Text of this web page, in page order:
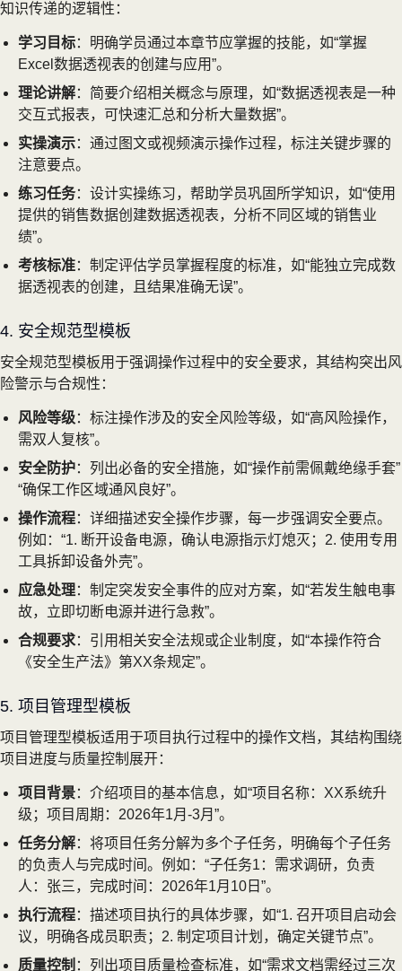
知识传递的逻辑性：
学习目标：明确学员通过本章节应掌握的技能，如“掌握
Excel数据透视表的创建与应用”。
理论讲解：简要介绍相关概念与原理，如“数据透视表是一种
交互式报表，可快速汇总和分析大量数据”。
实操演示：通过图文或视频演示操作过程，标注关键步骤的
注意要点。
练习任务：设计实操练习，帮助学员巩固所学知识，如“使用
提供的销售数据创建数据透视表，分析不同区域的销售业
绩”。
考核标准：制定评估学员掌握程度的标准，如“能独立完成数
据透视表的创建，且结果准确无误”。
4. 安全规范型模板
安全规范型模板用于强调操作过程中的安全要求，其结构突出风
险警示与合规性：
风险等级：标注操作涉及的安全风险等级，如“高风险操作，
需双人复核”。
安全防护：列出必备的安全措施，如“操作前需佩戴绝缘手套”
“确保工作区域通风良好”。
操作流程：详细描述安全操作步骤，每一步强调安全要点。
例如：“1. 断开设备电源，确认电源指示灯熄灭；2. 使用专用
工具拆卸设备外壳”。
应急处理：制定突发安全事件的应对方案，如“若发生触电事
故，立即切断电源并进行急救”。
合规要求：引用相关安全法规或企业制度，如“本操作符合
《安全生产法》第XX条规定”。
5. 项目管理型模板
项目管理型模板适用于项目执行过程中的操作文档，其结构围绕
项目进度与质量控制展开：
项目背景：介绍项目的基本信息，如“项目名称：XX系统升
级；项目周期：2026年1月-3月”。
任务分解：将项目任务分解为多个子任务，明确每个子任务
的负责人与完成时间。例如：“子任务1：需求调研，负责
人：张三，完成时间：2026年1月10日”。
执行流程：描述项目执行的具体步骤，如“1. 召开项目启动会
议，明确各成员职责；2. 制定项目计划，确定关键节点”。
质量控制 ：列出项目质量检查标准，如“需求文档需经过三次